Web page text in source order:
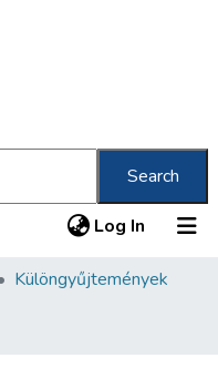
Search
Log In (current)
Különgyűjtemények